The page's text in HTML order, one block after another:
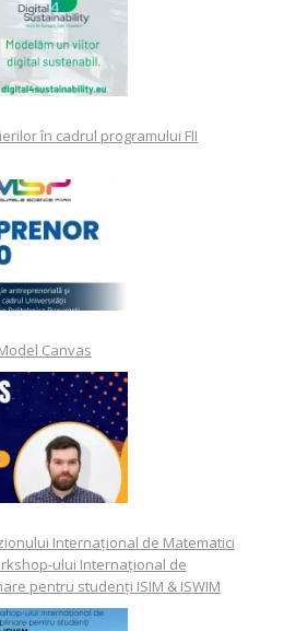
în cadrul programului FII
Canvas
Internațional de Matematici
ului Internațional de
pentru studenți ISIM & ISWIM